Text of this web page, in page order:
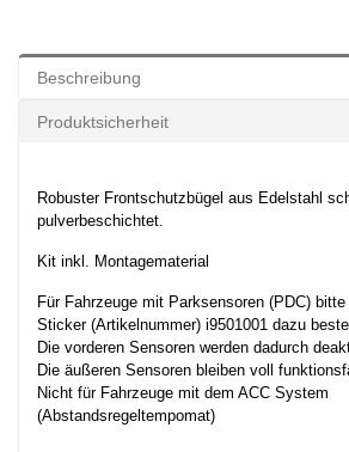
Beschreibung
Produktsicherheit
Robuster Frontschutzbügel aus Edelstahl
pulverbeschichtet.
Kit inkl. Montagematerial
Für Fahrzeuge mit Parksensoren (PDC)
Sticker (Artikelnummer) i9501001 dazu
Die vorderen Sensoren werden dadurch
Die äußeren Sensoren bleiben voll
Nicht für Fahrzeuge mit dem ACC System
(Abstandsregeltempomat)